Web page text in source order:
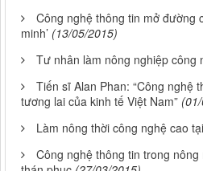
Công nghệ thông tin mở đường
minh’ (13/05/2015)
Tư nhân làm nông nghiệp công
Tiến sĩ Alan Phan: “Công nghệ
tương lai của kinh tế Việt Nam”
Làm nông thời công nghệ cao
Công nghệ thông tin trong